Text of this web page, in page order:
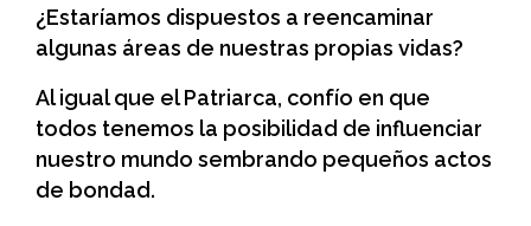
¿Estaríamos dispuestos a reencaminar
algunas áreas de nuestras propias vidas?
Al igual que el Patriarca, confío en que
todos tenemos la posibilidad de influenciar
nuestro mundo sembrando pequeños actos
de bondad.